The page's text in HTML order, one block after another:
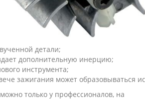
детали;
дополнительную инерцию;
инструмента;
зажигания может образовываться
только у профессионалов, на